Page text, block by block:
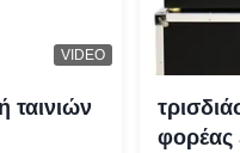
VIDEO
ταινιών
φορέας